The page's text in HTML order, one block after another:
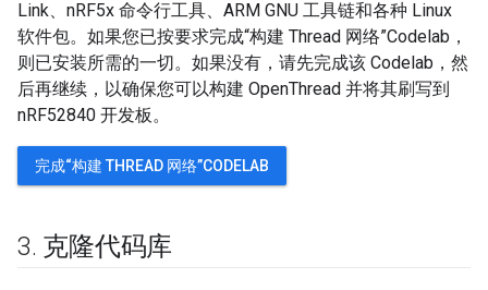
Link、nRF5x 命令行工具、ARM GNU 工具链和各种 Linux
软件包。如果您已按要求完成“构建 Thread 网络”Codelab，
则已安装所需的一切。如果没有，请先完成该 Codelab，然
后再继续，以确保您可以构建 OpenThread 并将其刷写到
nRF52840 开发板。
完成“构建 THREAD 网络”CODELAB
3. 克隆代码库